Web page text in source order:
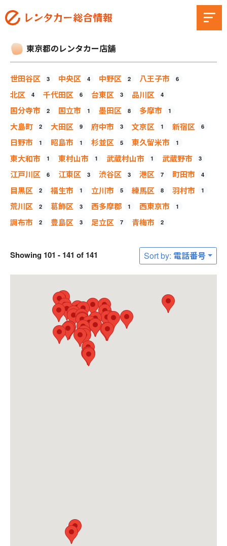
東京都のレンタカー店舗
世田谷区 3 中央区 4 中野区 2 八王子市 6
北区 4 千代田区 6 台東区 3 品川区 4
国分寺市 2 国立市 1 墨田区 8 多摩市 1
大島町 2 大田区 9 府中市 3 文京区 1 新宿区 6
日野市 1 昭島市 1 杉並区 5 東久留米市 1
東大和市 1 東村山市 1 武蔵村山市 1 武蔵野市 3
江戸川区 6 江東区 3 渋谷区 3 港区 7 町田市 4
目黒区 2 福生市 1 立川市 5 練馬区 8 羽村市 1
荒川区 2 葛飾区 3 西多摩郡 1 西東京市 1
調布市 2 豊島区 3 足立区 7 青梅市 2
Showing 101 - 141 of 141 Sort by: 電話番号